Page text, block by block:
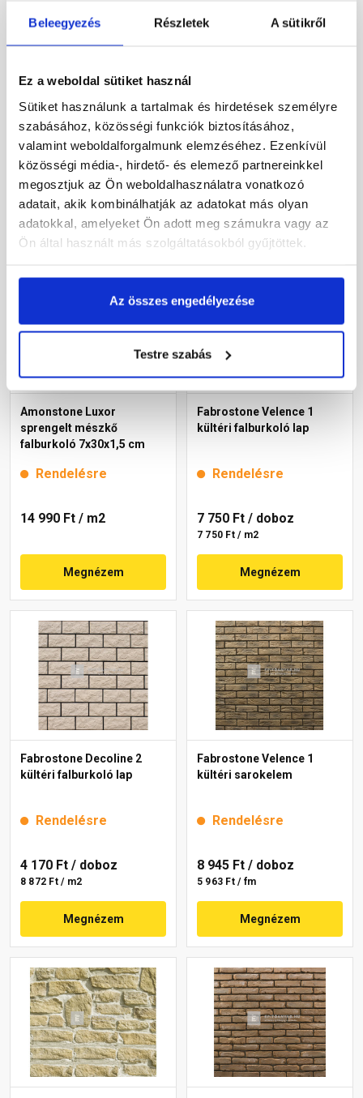
Beleegyezés Részletek A sütikről
Ez a weboldal sütiket használ
Sütiket használunk a tartalmak és hirdetések személyre
szabásához, közösségi funkciók biztosításához,
valamint weboldalforgalmunk elemzéséhez. Ezenkívül
közösségi média-, hirdető- és elemező partnereinkkel
megosztjuk az Ön weboldalhasználatra vonatkozó
adatait, akik kombinálhatják az adatokat más olyan
adatokkal, amelyeket Ön adott meg számukra vagy az
Ön által használt más szolgáltatásokból gyűjtöttek.
Az összes engedélyezése
Testre szabás
kültéri falburkoló lap
Rendelésre
7 750 Ft/ doboz
7 750 Ft / m2
Megnézem
Rendelésre
8 945 Ft/ doboz
4 969 Ft / fm
Megnézem
Amonstone Luxor
sprengelt mészkő
falburkoló 7x30x1,5 cm
Rendelésre
14 990 Ft / m2
Megnézem
Fabrostone Velence 1
kültéri falburkoló lap
Rendelésre
7 750 Ft / doboz
7 750 Ft / m2
Megnézem
Fabrostone Decoline 2
kültéri falburkoló lap
Rendelésre
4 170 Ft / doboz
8 872 Ft / m2
Megnézem
Fabrostone Velence 1
kültéri sarokelem
Rendelésre
8 945 Ft / doboz
5 963 Ft / fm
Megnézem